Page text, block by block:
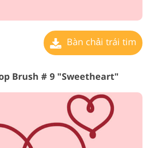
Bàn chải trái tim
Brush # 9 "Sweetheart"